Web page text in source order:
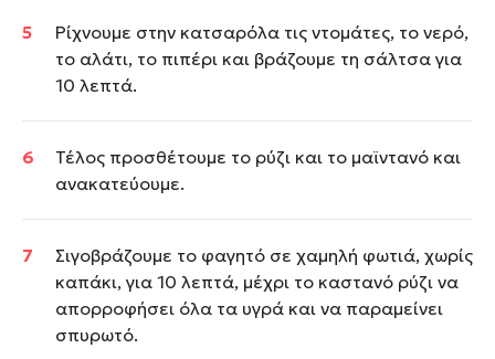
Ρίχνουμε στην κατσαρόλα τις ντομάτες, το νερό,
το αλάτι, το πιπέρι και βράζουμε τη σάλτσα για
10 λεπτά.
Τέλος προσθέτουμε το ρύζι και το μαϊντανό και
ανακατεύουμε.
Σιγοβράζουμε το φαγητό σε χαμηλή φωτιά, χωρίς
καπάκι, για 10 λεπτά, μέχρι το καστανό ρύζι να
απορροφήσει όλα τα υγρά και να παραμείνει
σπυρωτό.